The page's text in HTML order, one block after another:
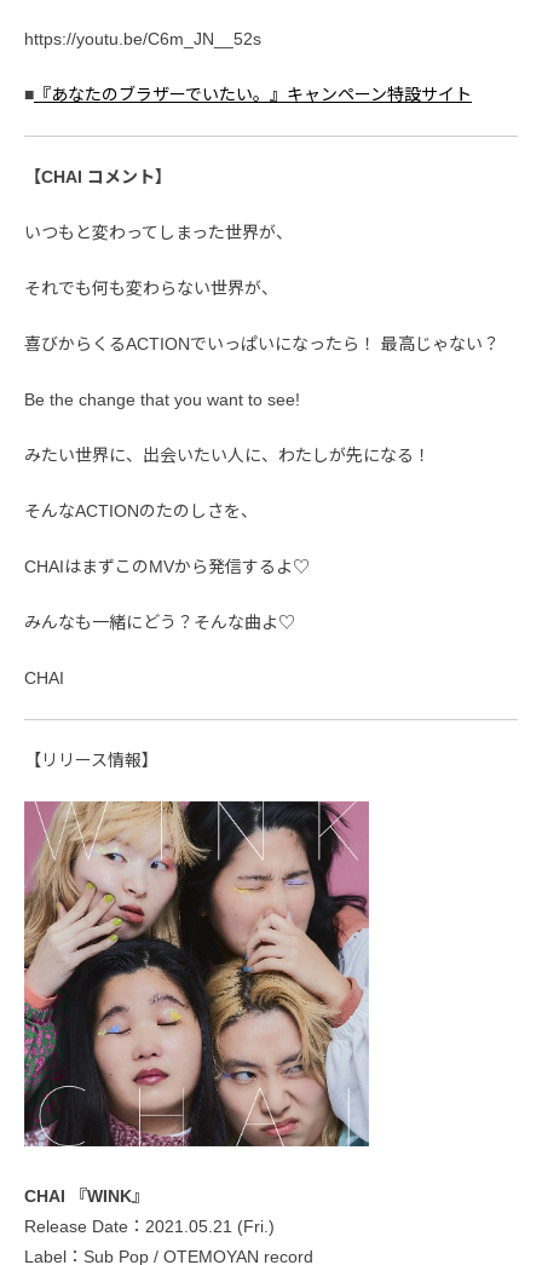
https://youtu.be/C6m_JN__52s
■ 『あなたのブラザーでいたい。』キャンペーン特設サイト
【CHAI コメント】
いつもと変わってしまった世界が、
それでも何も変わらない世界が、
喜びからくるACTIONでいっぱいになったら！ 最高じゃない？
Be the change that you want to see!
みたい世界に、出会いたい人に、わたしが先になる！
そんなACTIONのたのしさを、
CHAIはまずこのMVから発信するよ♡
みんなも一緒にどう？そんな曲よ♡
CHAI
【リリース情報】
CHAI 『WINK』
Release Date：2021.05.21 (Fri.)
Label：Sub Pop / OTEMOYAN record